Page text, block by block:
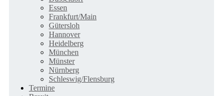
Essen
Frankfurt/Main
Gütersloh
Hannover
Heidelberg
München
Münster
Nürnberg
Schleswig/Flensburg
Termine